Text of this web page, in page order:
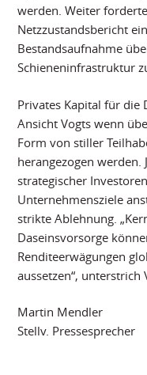
werden. Weiter
Netzzustandsbericht
Bestandsaufnahme
Schieneninfrastruktur
Privates Kapital für die
Ansicht Vogts wenn
Form von stiller
herangezogen werden.
strategischer
Unternehmensziele
strikte Ablehnung.
Daseinsvorsorge
Renditeerwägungen
aussetzen“, unterstrich
Martin Mendler
Stellv. Pressesprecher